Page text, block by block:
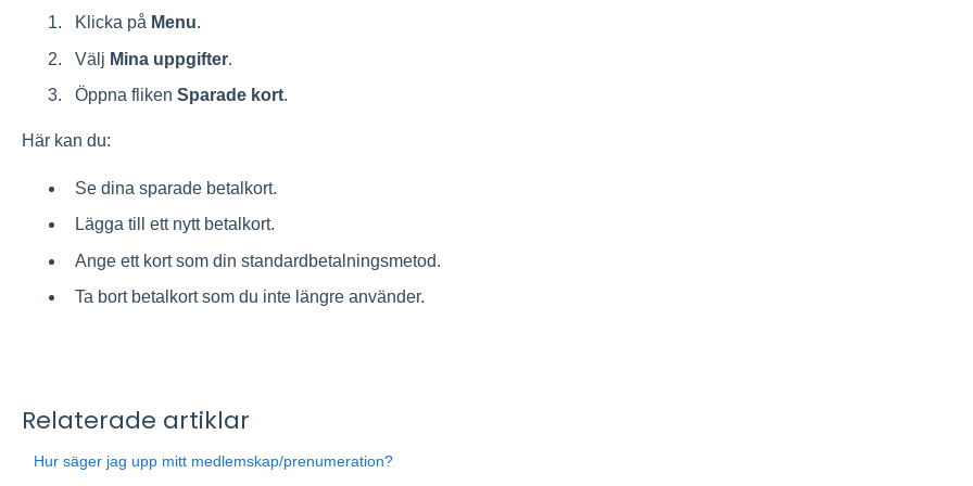
Klicka på Menu.
Välj Mina uppgifter.
Öppna fliken Sparade kort.
Här kan du:
Se dina sparade betalkort.
Lägga till ett nytt betalkort.
Ange ett kort som din standardbetalningsmetod.
Ta bort betalkort som du inte längre använder.
Relaterade artiklar
Hur säger jag upp mitt medlemskap/prenumeration?